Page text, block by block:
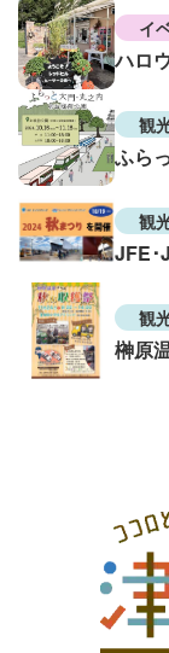
イ
ハロ
観
ふら
観
JFE･
観
榊原